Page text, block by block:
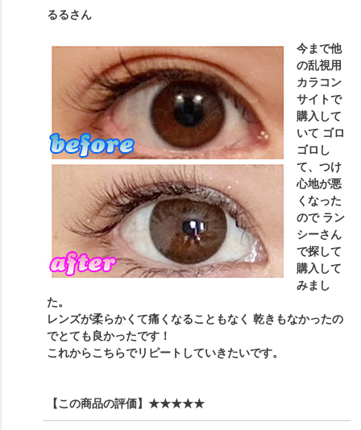
るるさん
今まで他
の乱視用
カラコン
サイトで
購入して
いて ゴロ
ゴロし
て、つけ
心地が悪
くなった
ので ラン
シーさん
で探して
購入して
みまし
た。
レンズが柔らかくて痛くなることもなく 乾きもなかったの
でとても良かったです！
これからこちらでリピートしていきたいです。
【この商品の評価】 ★★★★★